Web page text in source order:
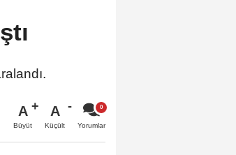
A
Büyüt
A
Küçült Yorumlar